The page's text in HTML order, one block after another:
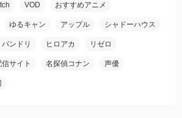
VOD おすすめアニメ
ゆるキャン アップル シャドーハウス
バンドリ ヒロアカ リゼロ
サイト 名探偵コナン 声優